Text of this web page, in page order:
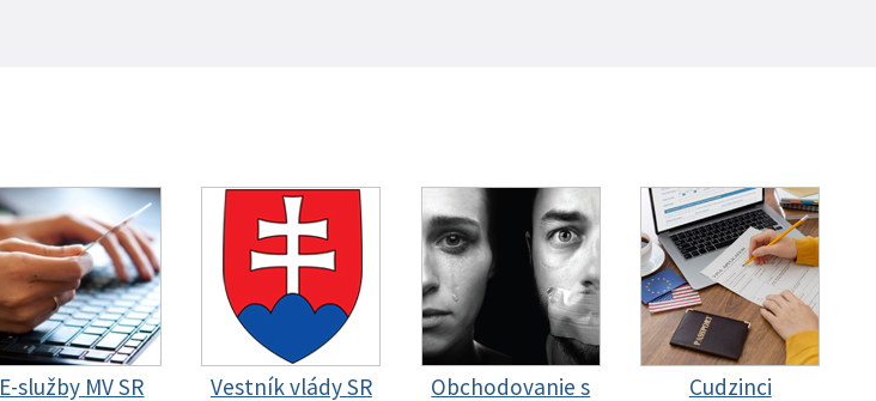
E-služby MV SR Vestník vlády SR
Obchodovanie s
Cudzinci